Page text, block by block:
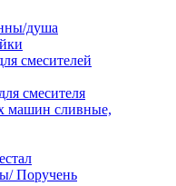
душа
смесителей
смесителя
машин сливные,
Поручень